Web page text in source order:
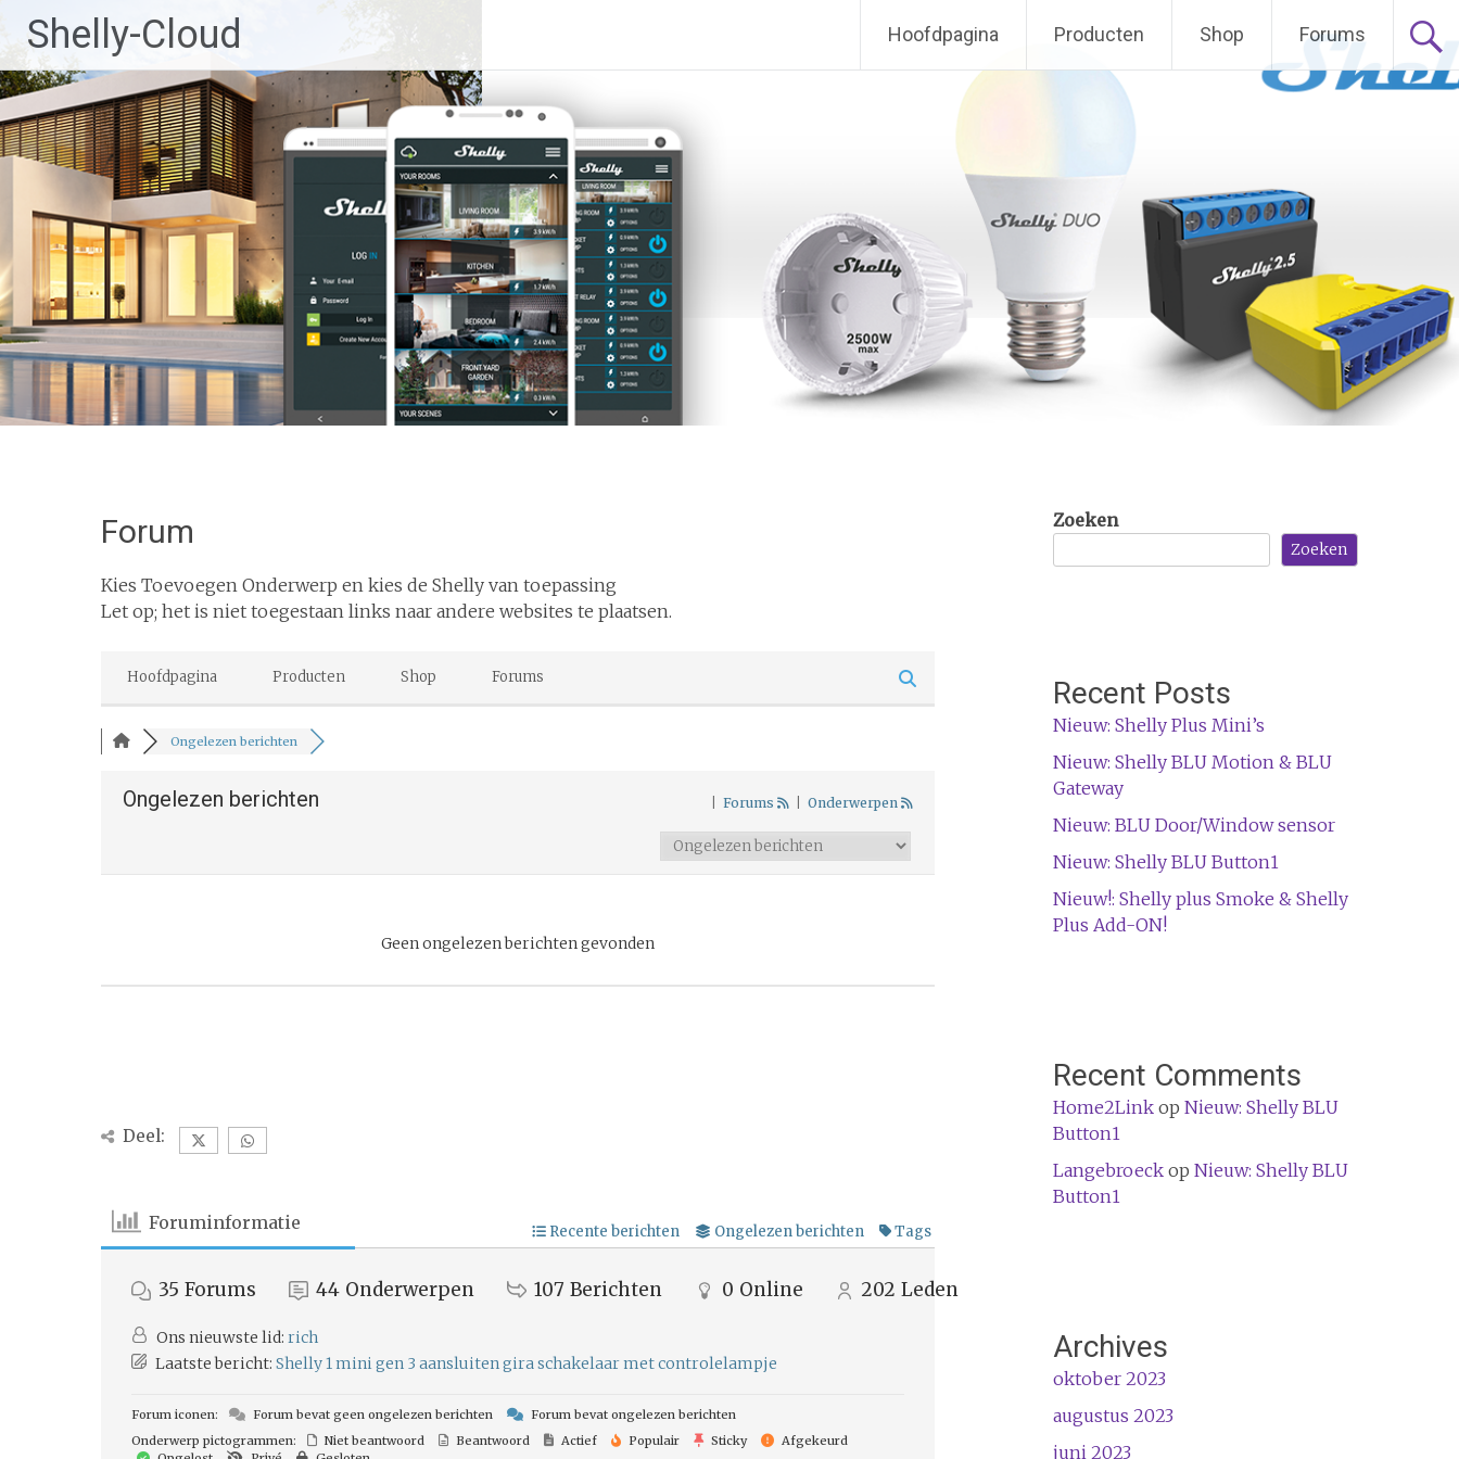
naar
de
inhoud
Shelly-Cloud Hoofdpagina Producten Shop Forums
Forum
Kies Toevoegen Onderwerp en kies de Shelly van toepassing
Let op; het is niet toegestaan links naar andere websites te plaatsen.
Hoofdpagina Producten Shop Forums
Ongelezen berichten
Ongelezen berichten Forums Onderwerpen
Geen ongelezen berichten gevonden
Deel:
Foruminformatie Recente berichten Ongelezen berichten Tags
35 Forums 44 Onderwerpen 107 Berichten 0 Online 202 Leden
Ons nieuwste lid: rich
Laatste bericht: Shelly 1 mini gen 3 aansluiten gira schakelaar met controlelampje
Forum iconen: Forum bevat geen ongelezen berichten
Forum bevat ongelezen berichten
Onderwerp pictogrammen:
Niet beantwoord Beantwoord Actief Populair Sticky
Afgekeurd
Zoeken
Zoeken
Recent Posts
Nieuw: Shelly Plus Mini’s
Nieuw: Shelly BLU Motion & BLU
Gateway
Nieuw: BLU Door/Window sensor
Nieuw: Shelly BLU Button1
Nieuw!: Shelly plus Smoke & Shelly
Plus Add-ON!
Recent Comments
Home2Linkop Nieuw: Shelly BLU
Button1
Langebroeckop Nieuw: Shelly BLU
Button1
Archives
oktober 2023
augustus 2023
juni 2023